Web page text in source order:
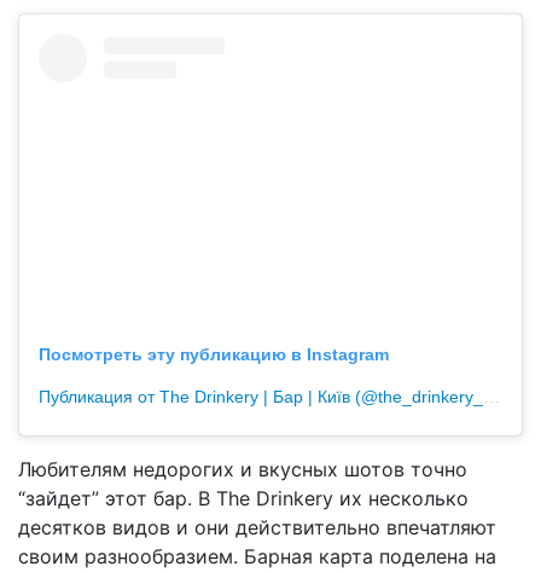
Посмотреть эту публикацию в Instagram
Публикация от The Drinkery | Бар | Київ (@the_drinkery_ukraine)
Любителям недорогих и вкусных шотов точно
“зайдет” этот бар. В The Drinkery их несколько
десятков видов и они действительно впечатляют
своим разнообразием. Барная карта поделена на